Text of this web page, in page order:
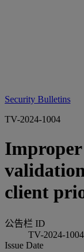
Security Bulletins
TV-2024-1004
client
公告栏 ID
TV-2024-1004
Issue Date